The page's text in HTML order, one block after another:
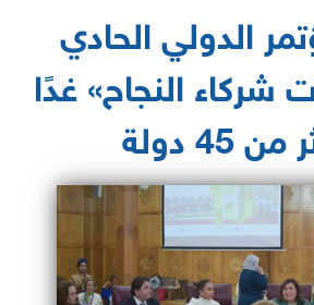
الدولي الحادي
النجاح» غدًا
دولة